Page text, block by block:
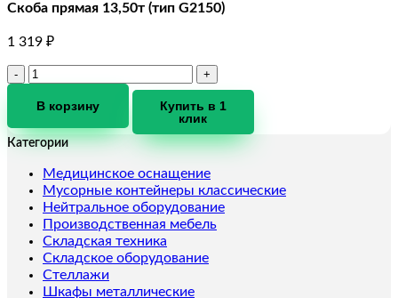
Скоба прямая 13,50т (тип G2150)
1 319 ₽
Количество
Скоба
13,50т
G2150)
В корзину
Купить в 1
клик
Категории
Медицинское оснащение
Мусорные контейнеры классические
Нейтральное оборудование
Производственная мебель
Складская техника
Складское оборудование
Стеллажи
Шкафы металлические